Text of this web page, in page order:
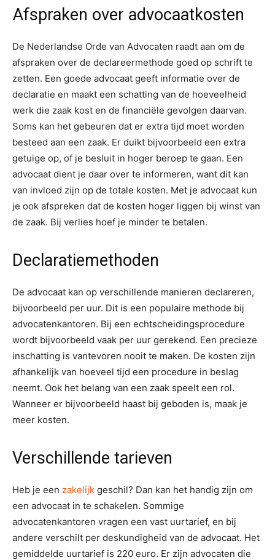
Afspraken over advocaatkosten
De Nederlandse Orde van Advocaten raadt aan om de
afspraken over de declareermethode goed op schrift te
zetten. Een goede advocaat geeft informatie over de
declaratie en maakt een schatting van de hoeveelheid
werk die zaak kost en de financiële gevolgen daarvan.
Soms kan het gebeuren dat er extra tijd moet worden
besteed aan een zaak. Er duikt bijvoorbeeld een extra
getuige op, of je besluit in hoger beroep te gaan. Een
advocaat dient je daar over te informeren, want dit kan
van invloed zijn op de totale kosten. Met je advocaat kun
je ook afspreken dat de kosten hoger liggen bij winst van
de zaak. Bij verlies hoef je minder te betalen.
Declaratiemethoden
De advocaat kan op verschillende manieren declareren,
bijvoorbeeld per uur. Dit is een populaire methode bij
advocatenkantoren. Bij een echtscheidingsprocedure
wordt bijvoorbeeld vaak per uur gerekend. Een precieze
inschatting is vantevoren nooit te maken. De kosten zijn
afhankelijk van hoeveel tijd een procedure in beslag
neemt. Ook het belang van een zaak speelt een rol.
Wanneer er bijvoorbeeld haast bij geboden is, maak je
meer kosten.
Verschillende tarieven
Heb je een zakelijk geschil? Dan kan het handig zijn om
een advocaat in te schakelen. Sommige
advocatenkantoren vragen een vast uurtarief, en bij
andere verschilt per deskundigheid van de advocaat. Het
gemiddelde uurtarief is 220 euro. Er zijn advocaten die